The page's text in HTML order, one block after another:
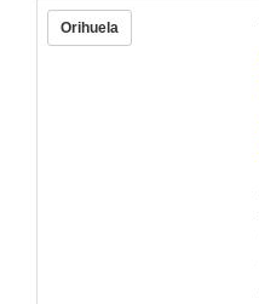
Orihuela